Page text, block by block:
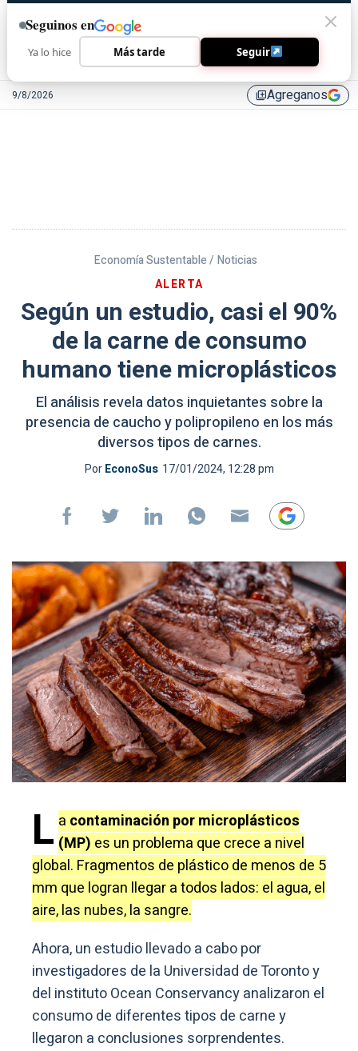
9/8/2026 library_addAgreganos
Economía Sustentable / Noticias
ALERTA
Según un estudio, casi el 90%
de la carne de consumo
humano tiene microplásticos
El análisis revela datos inquietantes sobre la
presencia de caucho y polipropileno en los más
diversos tipos de carnes.
PorEconoSus 17/01/2024, 12:28 pm
L a contaminación por microplásticos
(MP) es un problema que crece a nivel
global. Fragmentos de plástico de menos de 5
mm que logran llegar a todos lados: el agua, el
aire, las nubes, la sangre.
Ahora, un estudio llevado a cabo por
investigadores de la Universidad de Toronto y
del instituto Ocean Conservancy analizaron el
consumo de diferentes tipos de carne y
llegaron a conclusiones sorprendentes.
Seguinos en
Ya lo hice Más tarde Seguir